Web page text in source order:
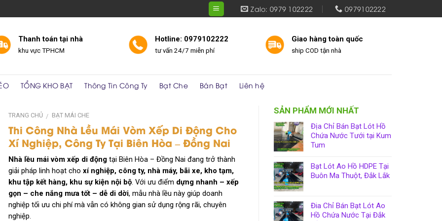
Zalo: 0979 102222 0979102222
Thanh toán tại nhà
khu vực TPHCM
Hotline: 0979102222
tư vấn 24/7 miễn phí
Giao hàng toàn quốc
ship COD tận nhà
TỔNG KHO BẠT Thông Tin Công Ty Bạt Che Bán Bạt Liên hệ
TRANG CHỦ / BẠT MÁI CHE
Thi Công Nhà Lều Mái Vòm Xếp Di Động Cho
Xí Nghiệp, Công Ty Tại Biên Hòa – Đồng Nai
Nhà lều mái vòm xếp di độngtại Biên Hòa – Đồng Nai đang trở thành
giải pháp linh hoạt cho xí nghiệp, công ty, nhà máy, bãi xe, kho tạm,
khu tập kết hàng, khu sự kiện nội bộ. Với ưu điểm dựng nhanh – xếp
gọn – che nắng mưa tốt – dễ di dời, mẫu nhà lều này giúp doanh
nghiệp tối ưu chi phí mà vẫn có không gian sử dụng rộng rãi, chuyên
nghiệp.
SẢN PHẨM MỚI NHẤT
Địa Chỉ Bán Bạt Lót Hồ
Chứa Nước Tưới tại Kum
Tum
Bạt Lót Ao Hồ HDPE Tại
Buôn Ma Thuột, Đắk Lắk
Đia Chỉ Bán Bạt Lót Ao
Hồ Chứa Nước Tại Đắk